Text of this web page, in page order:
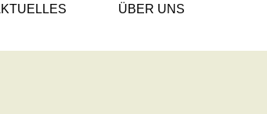
ÜBER UNS